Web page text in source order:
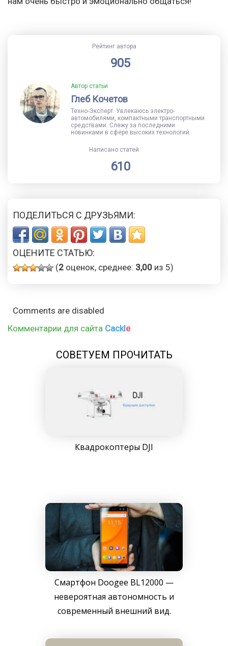
Рейтинг автора
905
Автор статьи
Глеб Кочетов
Техно-Эксперт. Увлекаюсь электро-
автомобилями, компактными транспортными
средствами. Слежу за последними
новинками в сфере высоких технологий.
Написано статей
610
ПОДЕЛИТЬСЯ С ДРУЗЬЯМИ:
ОЦЕНИТЕ СТАТЬЮ:
(2 оценок, среднее: 3,00 из 5)
Comments are disabled
Комментарии для сайта Cackle
СОВЕТУЕМ ПРОЧИТАТЬ
Квадрокоптеры DJI
Смартфон Doogee BL12000 —
невероятная автономность и
современный внешний вид.